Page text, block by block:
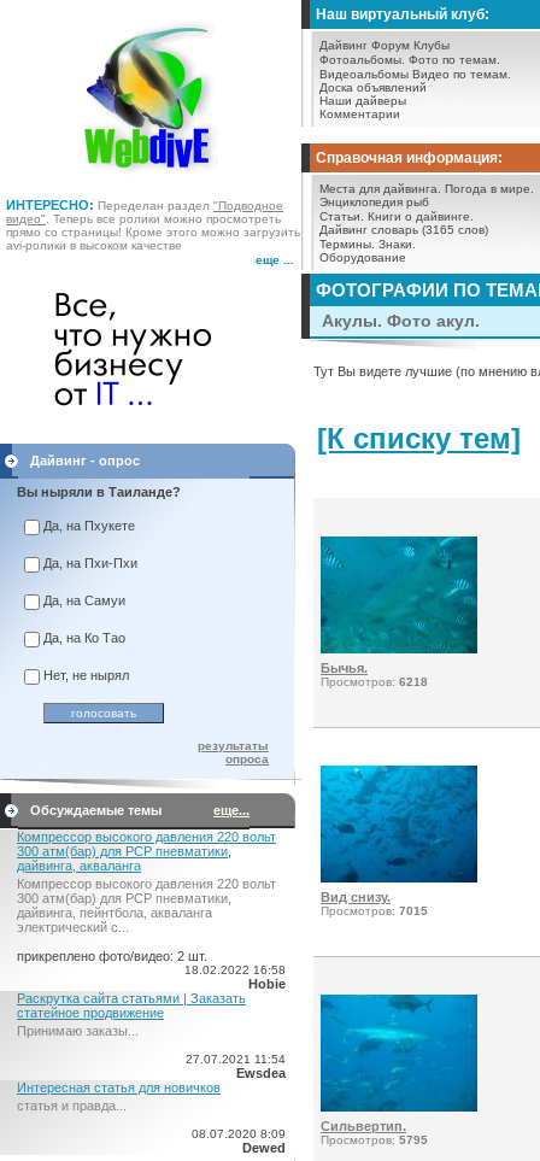
ИНТЕРЕСНО: Переделан раздел "Подводное
видео" . Теперь все ролики можно просмотреть
прямо со страницы! Кроме этого можно загрузить
avi-ролики в высоком качестве
еще ...
Наш виртуальный клуб:
Дайвинг Форум Клубы
Фотоальбомы. Фото по темам.
Видеоальбомы Видео по темам.
Доска объявлений
Наши дайверы
Комментарии
Справочная информация:
Места для дайвинга.
Погода в мире.
Энциклопедия рыб
Статьи.
Книги о дайвинге.
Дайвинг словарь (3165 слов)
Термины. Знаки.
Оборудование
Дайвинг - опрос
Вы ныряли в Таиланде?
Да, на Пхукете
Да, на Пхи-Пхи
Да, на Самуи
Да, на Ко Тао
Нет, не нырял
результаты
опроса
Обсуждаемые темы
еще...
Компрессор высокого давления 220 вольт
300 атм(бар) для PCP пневматики,
дайвинга, акваланга
Компрессор высокого давления 220 вольт
300 атм(бар) для PCP пневматики,
дайвинга, пейнтбола, акваланга
электрический c...
прикреплено фото/видео: 2 шт.
18.02.2022 16:58
Hobie
Раскрутка сайта статьями | Заказать
статейное продвижение
Принимаю заказы...
27.07.2021 11:54
Ewsdea
Интересная статья для новичков
статья и правда...
08.07.2020 8:09
Dewed
ФОТОГРАФИИ ПО
Акулы. Фото акул.
Тут Вы видете лучшие (по мнению
[К списку тем]
Бычья.
Просмотров: 6218
Вид снизу.
Просмотров: 7015
Сильвертип.
Просмотров: 5795